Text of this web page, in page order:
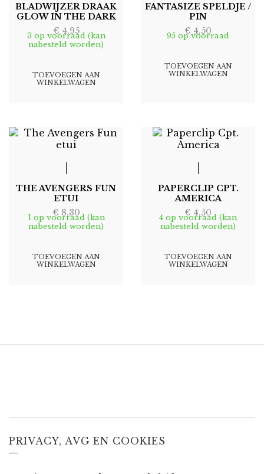
BLADWIJZER DRAAK
GLOW IN THE DARK
€ 4,95
3 op voorraad (kan
nabesteld worden)
TOEVOEGEN AAN
WINKELWAGEN
FANTASIZE SPELDJE /
PIN
€ 4,50
95 op voorraad
TOEVOEGEN AAN
WINKELWAGEN
THE AVENGERS FUN
ETUI
€ 8,30
1 op voorraad (kan
nabesteld worden)
TOEVOEGEN AAN
WINKELWAGEN
PAPERCLIP CPT.
AMERICA
€ 4,50
4 op voorraad (kan
nabesteld worden)
TOEVOEGEN AAN
WINKELWAGEN
PRIVACY, AVG EN COOKIES